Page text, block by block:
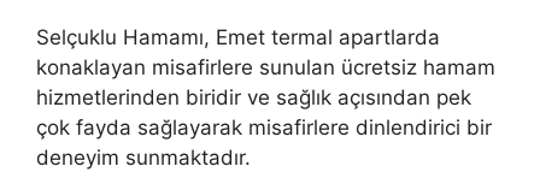
Selçuklu Hamamı, Emet termal apartlarda
konaklayan misafirlere sunulan ücretsiz hamam
hizmetlerinden biridir ve sağlık açısından pek
çok fayda sağlayarak misafirlere dinlendirici bir
deneyim sunmaktadır.